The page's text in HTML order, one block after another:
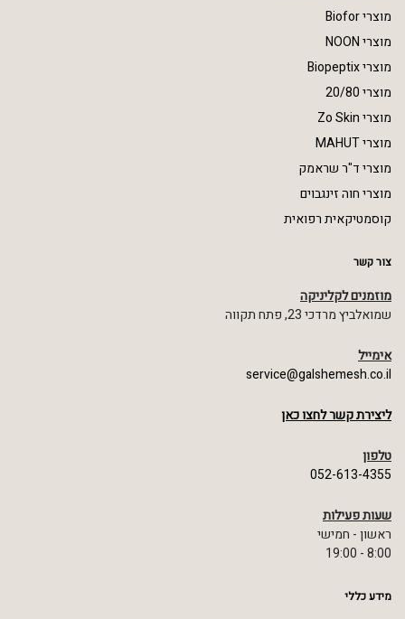
מוצרי Biofor
מוצרי NOON
מוצרי Biopeptix
מוצרי 20/80
מוצרי Zo Skin
מוצרי MAHUT
מוצרי ד"ר שראמק
מוצרי חוה זינגבוים
קוסמטיקאית רפואית
צור קשר
מוזמנים לקליניקה
שמואלביץ מרדכי 23, פתח תקווה
אימייל
service@galshemesh.co.il
ליצירת קשר לחצו כאן
טלפון
052-613-4355
שעות פעילות
ראשון - חמישי
8:00 - 19:00
מידע כללי